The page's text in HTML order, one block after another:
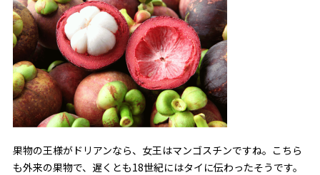
果物の王様がドリアンなら、女王はマンゴスチンですね。こちら
も外来の果物で、遅くとも18世紀にはタイに伝わったそうです。